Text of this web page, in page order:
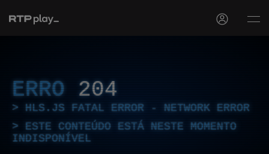
ERRO 204
HLS.JS FATAL ERROR - NETWORK ERROR
ESTE CONTEÚDO ESTÁ NESTE MOMENTO
INDISPONÍVEL